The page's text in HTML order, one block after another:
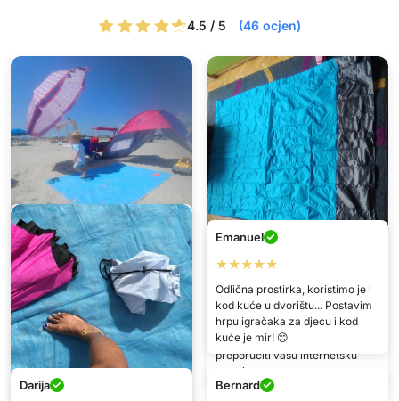
4.5 / 5 (46 ocjen)
Blue
★★★★★
Umorna sam od malih ručnika
za plažu, a ovo je sjajno
rješenje! Cijela obitelj može leći i
opustiti se 😊
★★★★★
Vrlo sam zadovoljna kupnjom!
Imam mnogo prijatelja s kojima
idem kampirati i svakako ću im
preporučiti vašu internetsku
trgovinu.
Emanuel
★★★★★
Odlična prostirka, koristimo je i
kod kuće u dvorištu... Postavim
hrpu igračaka za djecu i kod
kuće je mir! 😊
Darija Bernard